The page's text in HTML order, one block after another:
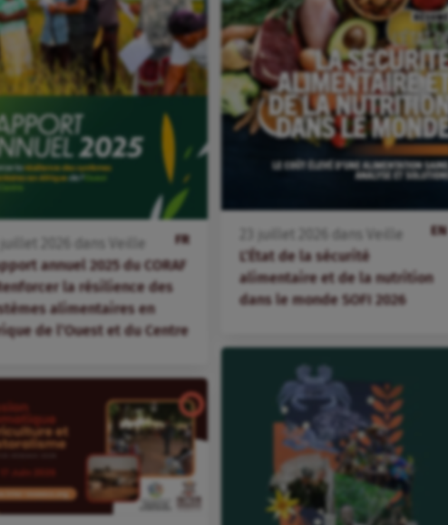
FR
juillet dans
Veille
annuel 2025 du CORAF
la résilience des
alimentaires en
de l’Ouest et du Centre
EN
juillet dans
Veille
L’État de la sécurité
alimentaire et de la nutrition
dans le monde SOFI 2026